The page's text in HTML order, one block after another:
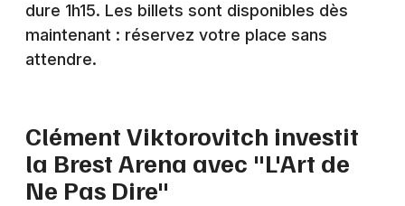
Théâtre en Bretagne
Newsletter des sorties
Artistes en tournée
dure 1h15. Les billets sont disponibles dès
maintenant : réservez votre place sans
attendre.
Clément Viktorovitch investit
la Brest Arena avec "L'Art de
Ne Pas Dire"